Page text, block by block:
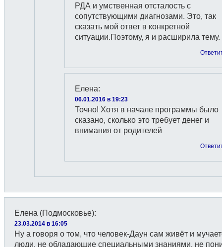
РДА и умственная отсталость с
сопутствующими диагнозами. Это, так
сказать мой ответ в конкретной
ситуации.Поэтому, я и расширила тему.
Елена:
06.01.2016 в 19:23
Точно! Хотя в начале программы было
сказано, сколько это требует денег и
внимания от родителей
Елена (Подмосковье):
23.03.2014 в 16:05
Ну а говоря о том, что человек-Даун сам живёт и
люди, не обладающие специальными знаниями, не